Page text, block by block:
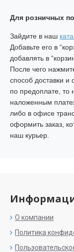
Для розничных
Зайдите в наш
Добавьте его в
добавлять в
После чего
способ доставки
по предоплате, то
наложенным
либо в офисе
оформить заказ,
наш курьер.
О компании
Политика